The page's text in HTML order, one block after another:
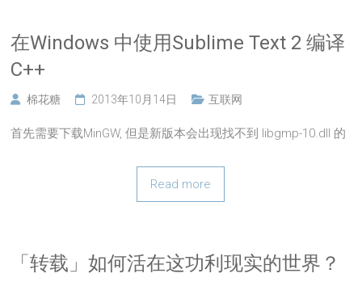
在Windows 中使用Sublime Text 2 编译
C++
棉花糖 2013年10月14日 互联网
首先需要下载MinGW, 但是新版本会出现找不到 libgmp-10.dll 的
Read more
「转载」如何活在这功利现实的世界？